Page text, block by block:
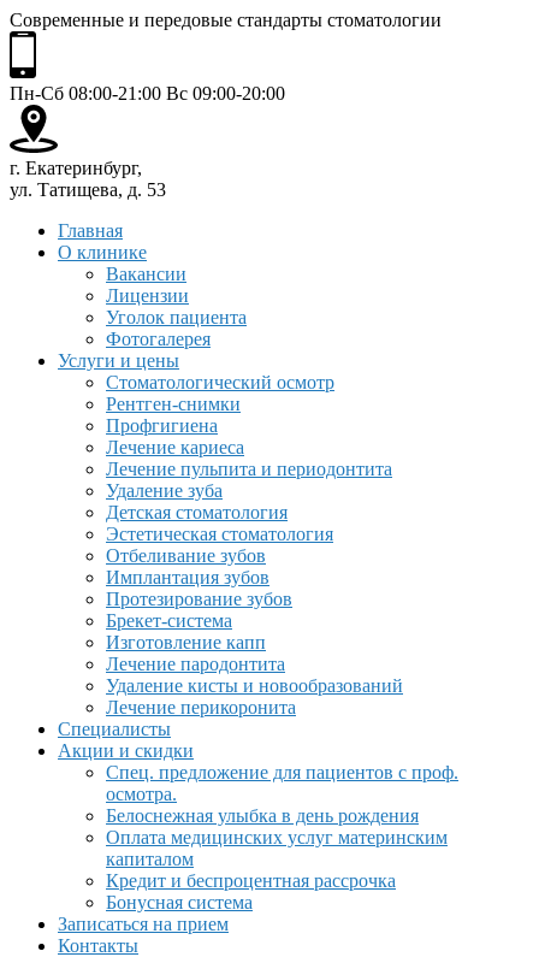
Современные и передовые стандарты стоматологии
Пн-Сб 08:00-21:00 Вс 09:00-20:00
г. Екатеринбург,
ул. Татищева, д. 53
Главная
О клинике
Вакансии
Лицензии
Уголок пациента
Фотогалерея
Услуги и цены
Стоматологический осмотр
Рентген-снимки
Профгигиена
Лечение кариеса
Лечение пульпита и периодонтита
Удаление зуба
Детская стоматология
Эстетическая стоматология
Отбеливание зубов
Имплантация зубов
Протезирование зубов
Брекет-система
Изготовление капп
Лечение пародонтита
Удаление кисты и новообразований
Лечение перикоронита
Специалисты
Акции и скидки
Спец. предложение для пациентов с проф.
осмотра.
Белоснежная улыбка в день рождения
Оплата медицинских услуг материнским
капиталом
Кредит и беспроцентная рассрочка
Бонусная система
Записаться на прием
Контакты